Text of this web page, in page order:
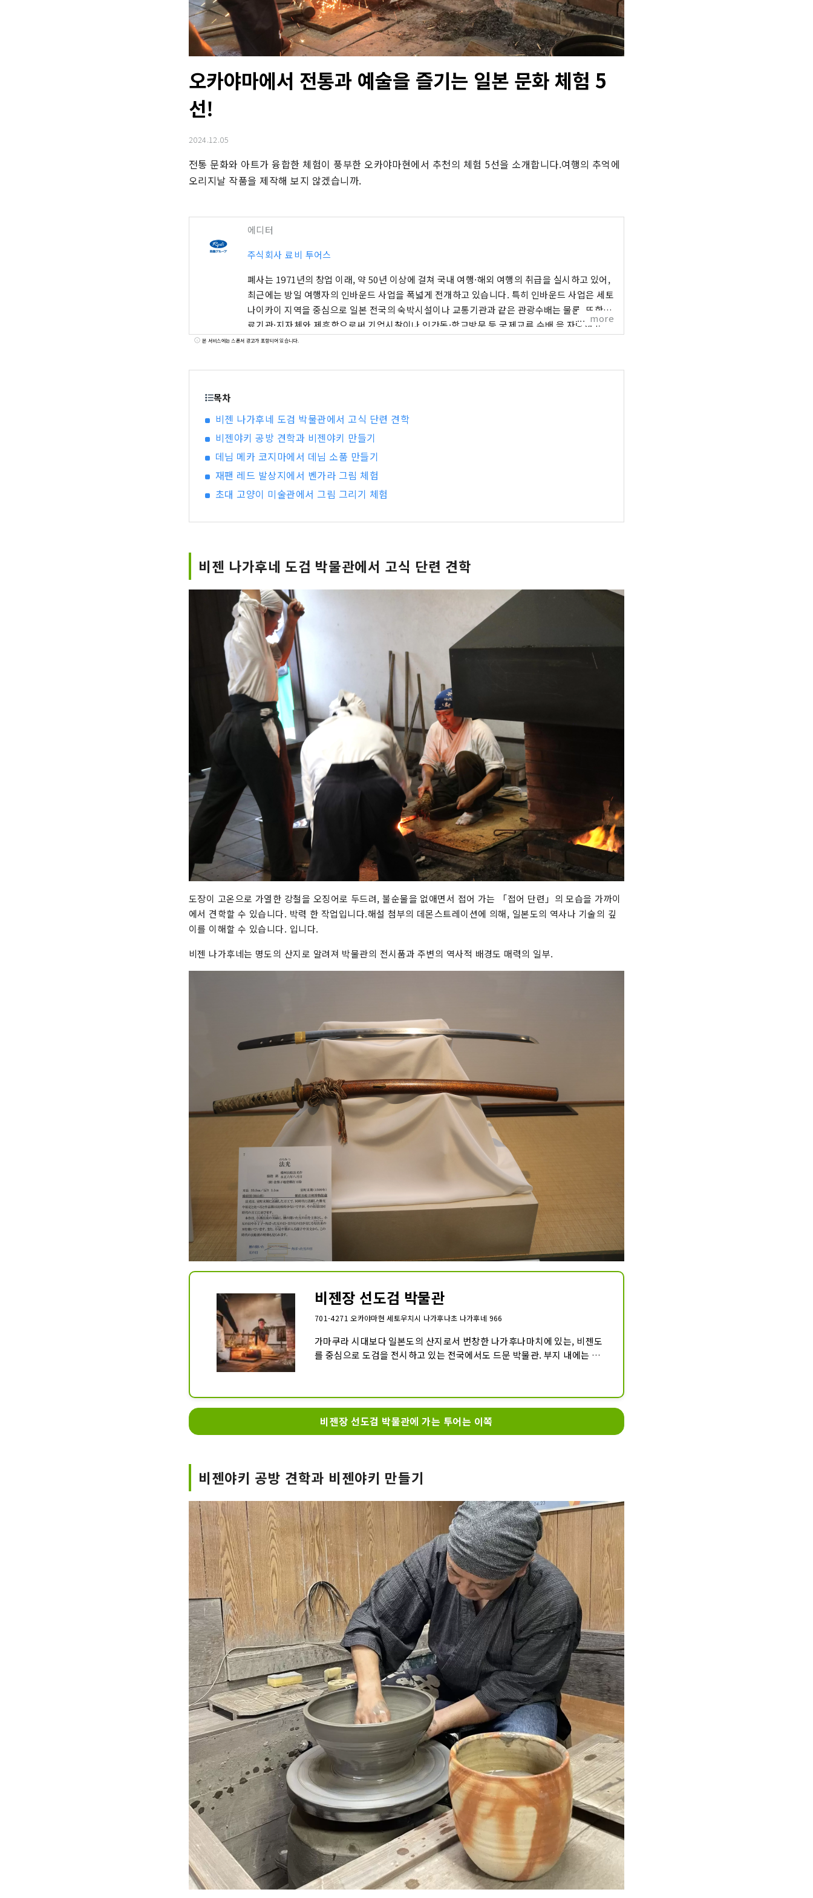
오카야마에서 전통과 예술을 즐기는 일본 문화 체험 5
선!
2024.12.05
전통 문화와 아트가 융합한 체험이 풍부한 오카야마현에서 추천의 체험 5선을 소개합니다.여행의 추억에
오리지날 작품을 제작해 보지 않겠습니까.
에디터
주식회사 료비 투어스
폐사는 1971년의 창업 이래, 약 50년 이상에 걸쳐 국내 여행·해외 여행의 취급을 실시하고 있어,
최근에는 방일 여행자의 인바운드 사업을 폭넓게 전개하고 있습니다. 특히 인바운드 사업은 세토
나이카이 지역을 중심으로 일본 전국의 숙박시설이나 교통기관과 같은 관광수배는 물론, 또한 의
료기관·지자체와 제휴함으로써 기업시찰이나 인간독·학교방문 등 국제교류 수배 을 자랑하고
있어 방일 외국인에게 감동과 기쁨을 제공하고 있습니다. 주식회사 료비 투어스 종합 웹 사이트
우치 국제 예술제 공식 투어 https://ryobi.gr.jp/setouchi-artfest/
more
본 서비스에는 스폰서 광고가 포함되어 있습니다.
목차
비젠 나가후네 도검 박물관에서 고식 단련 견학
비젠야키 공방 견학과 비젠야키 만들기
데님 메카 코지마에서 데님 소품 만들기
재팬 레드 발상지에서 벤가라 그림 체험
초대 고양이 미술관에서 그림 그리기 체험
비젠 나가후네 도검 박물관에서 고식 단련 견학
도장이 고온으로 가열한 강철을 오징어로 두드려, 불순물을 없애면서 접어 가는 「접어 단련」의 모습을 가까이
에서 견학할 수 있습니다. 박력 한 작업입니다.해설 첨부의 데몬스트레이션에 의해, 일본도의 역사나 기술의 깊
이를 이해할 수 있습니다. 입니다.
비젠 나가후네는 명도의 산지로 알려져 박물관의 전시품과 주변의 역사적 배경도 매력의 일부.
비젠장 선도검 박물관
701-4271 오카야마현 세토우치시 나가후나초 나가후네 966
가마쿠라 시대보다 일본도의 산지로서 번창한 나가후나마치에 있는, 비젠도
를 중심으로 도검을 전시하고 있는 전국에서도 드문 박물관. 부지 내에는 단
도의 고열로 옥강(타마하가네)을 치는 「고식 단련」의 견학도 가능해, 해외
의 일본도 팬도 밀려줄 정도로 인기가 되고 있습니다. 장인이 강력하게 강을
치고, 불꽃이 흩날리는 모습은 박력 만점! &ldquo;상망을 치는&rdquo;라는
말의 어원이 된 작업입니다.
비젠장 선도검 박물관에 가는 투어는 이쪽
비젠야키 공방 견학과 비젠야키 만들기